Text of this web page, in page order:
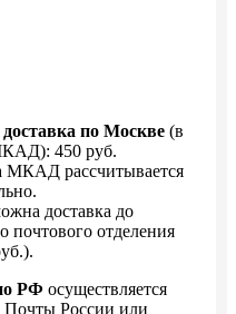
доставка по Москве (в
450 руб.
МКАД рассчитывается
доставка до
почтового отделения
РФ осуществляется
Почты России или